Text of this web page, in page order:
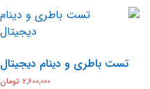
تست باطری و دینام دیجیتال
2,600,000 تومان